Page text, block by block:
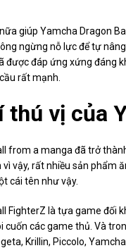
giúp Yamcha Dragon
ngừng nỗ lực để tự
được đáp ứng xứng đáng
rất mạnh.
thú vị của
from a manga đã trở
vì vậy, rất nhiều sản phẩm
cái tên như vậy.
FighterZ là tựa game đối
cuốn các game thủ. Và
Krillin, Piccolo,